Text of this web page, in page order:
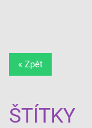
« Zpět
ŠTÍTKY